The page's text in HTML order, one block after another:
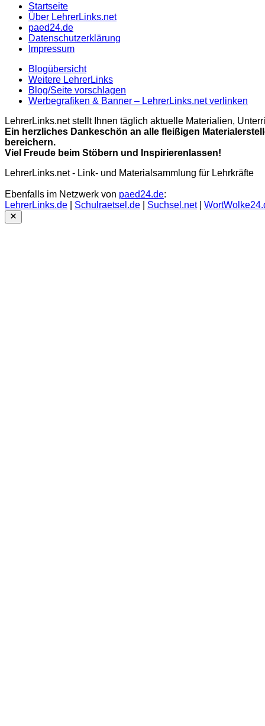
Startseite
Über LehrerLinks.net
paed24.de
Datenschutzerklärung
Impressum
Blogübersicht
Weitere LehrerLinks
Blog/Seite vorschlagen
Werbegrafiken & Banner – LehrerLinks.net verlinken
LehrerLinks.net stellt Ihnen täglich aktuelle Materialien,
Ein herzliches Dankeschön an alle fleißigen
bereichern.
Viel Freude beim Stöbern und Inspirierenlassen!
LehrerLinks.net - Link- und Materialsammlung für Lehrkräfte
Ebenfalls im Netzwerk von paed24.de:
LehrerLinks.de
Schulraetsel.de Suchsel.net|
Close